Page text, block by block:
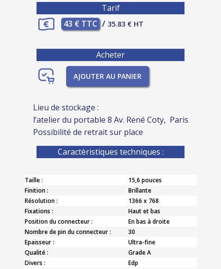
Tarif
43 € TTC / 35.83 € HT
Acheter
AJOUTER AU PANIER
Lieu de stockage :
l’atelier du portable 8 Av. René Coty, Paris
Possibilité de retrait sur place
Caractèristiques techniques :
Taille :
15,6 pouces
Finition :
Brillante
Résolution :
1366 x 768
Fixations :
Haut et bas
Position du connecteur :
En bas à droite
Nombre de pin du connecteur :
30
Epaisseur :
Ultra-fine
Qualité :
Grade A
Divers :
Edp